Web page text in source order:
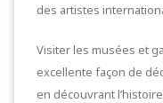
des artistes
Visiter les musées et
excellente façon de
en découvrant